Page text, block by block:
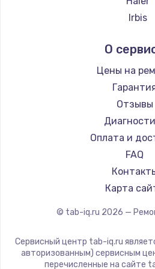
Заказать
Замена
Заказать
1060 руб.
Замена
1100 руб.
Irbis
Aquarius
Philips
Dell
HP
Getac
ZTE
CHUWI
О
Цены на
Отзывы
Оплата и
FAQ
Карта
© tab-iq.ru 2026 —
Сервисный центр tab-iq.ru
авторизованным) сервисным
перечисленные на сайте